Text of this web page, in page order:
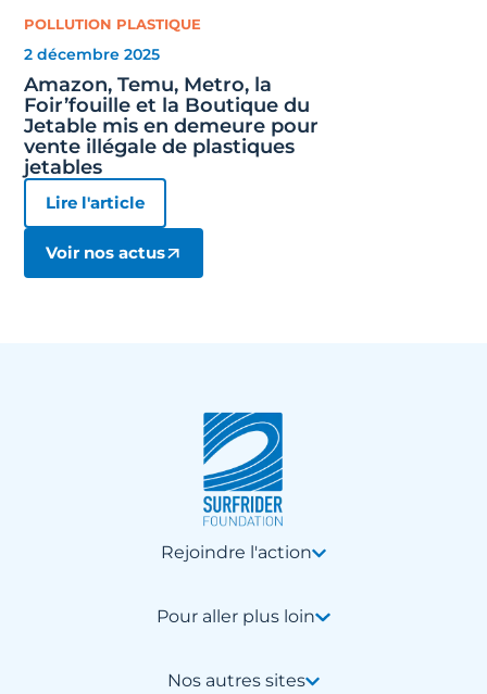
POLLUTION PLASTIQUE
2 décembre 2025
Amazon, Temu, Metro, la
Foir’fouille et la Boutique du
Jetable mis en demeure pour
vente illégale de plastiques
jetables
Lire l'article
Voir nos actus
Rejoindre l'action
Pour aller plus loin
Nos autres sites